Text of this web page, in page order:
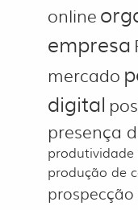
online
empresa
mercado
digital
presença
produtividade
produção de